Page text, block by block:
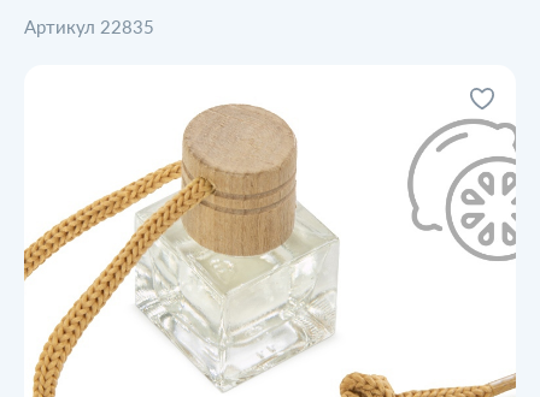
Артикул 22835